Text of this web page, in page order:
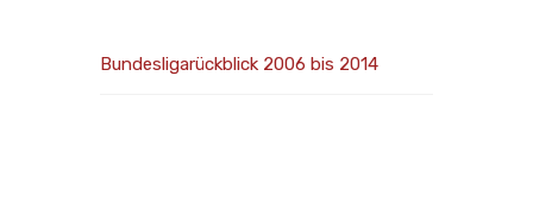
Bundesligarückblick 2006 bis 2014